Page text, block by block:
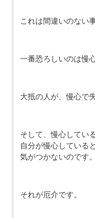
これは間違いのない
一番恐ろしいのは慢心
大抵の人が、慢心で
そして、慢心してい
自分が慢心していると
気がつかないのです。
それが厄介です。